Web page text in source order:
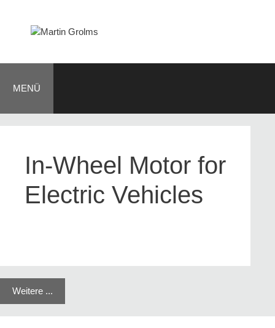
springen
MENÜ
In-Wheel Motor for
Electric Vehicles
Weitere ...